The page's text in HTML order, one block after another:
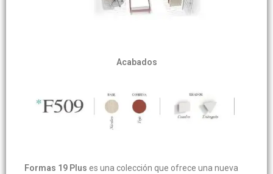
Acabados
Formas 19 Plus es una colección que ofrece una nueva